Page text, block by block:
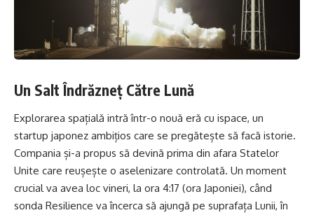
Un Salt Îndrăzneț Către Lună
Explorarea spațială intră într-o nouă eră cu ispace, un
startup japonez ambițios care se pregătește să facă istorie.
Compania și-a propus să devină prima din afara Statelor
Unite care reușește o aselenizare controlată. Un moment
crucial va avea loc vineri, la ora 4:17 (ora Japoniei), când
sonda Resilience va încerca să ajungă pe suprafața Lunii, în